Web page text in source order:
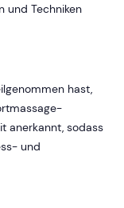
und Techniken
hast,
anerkannt, sodass
und